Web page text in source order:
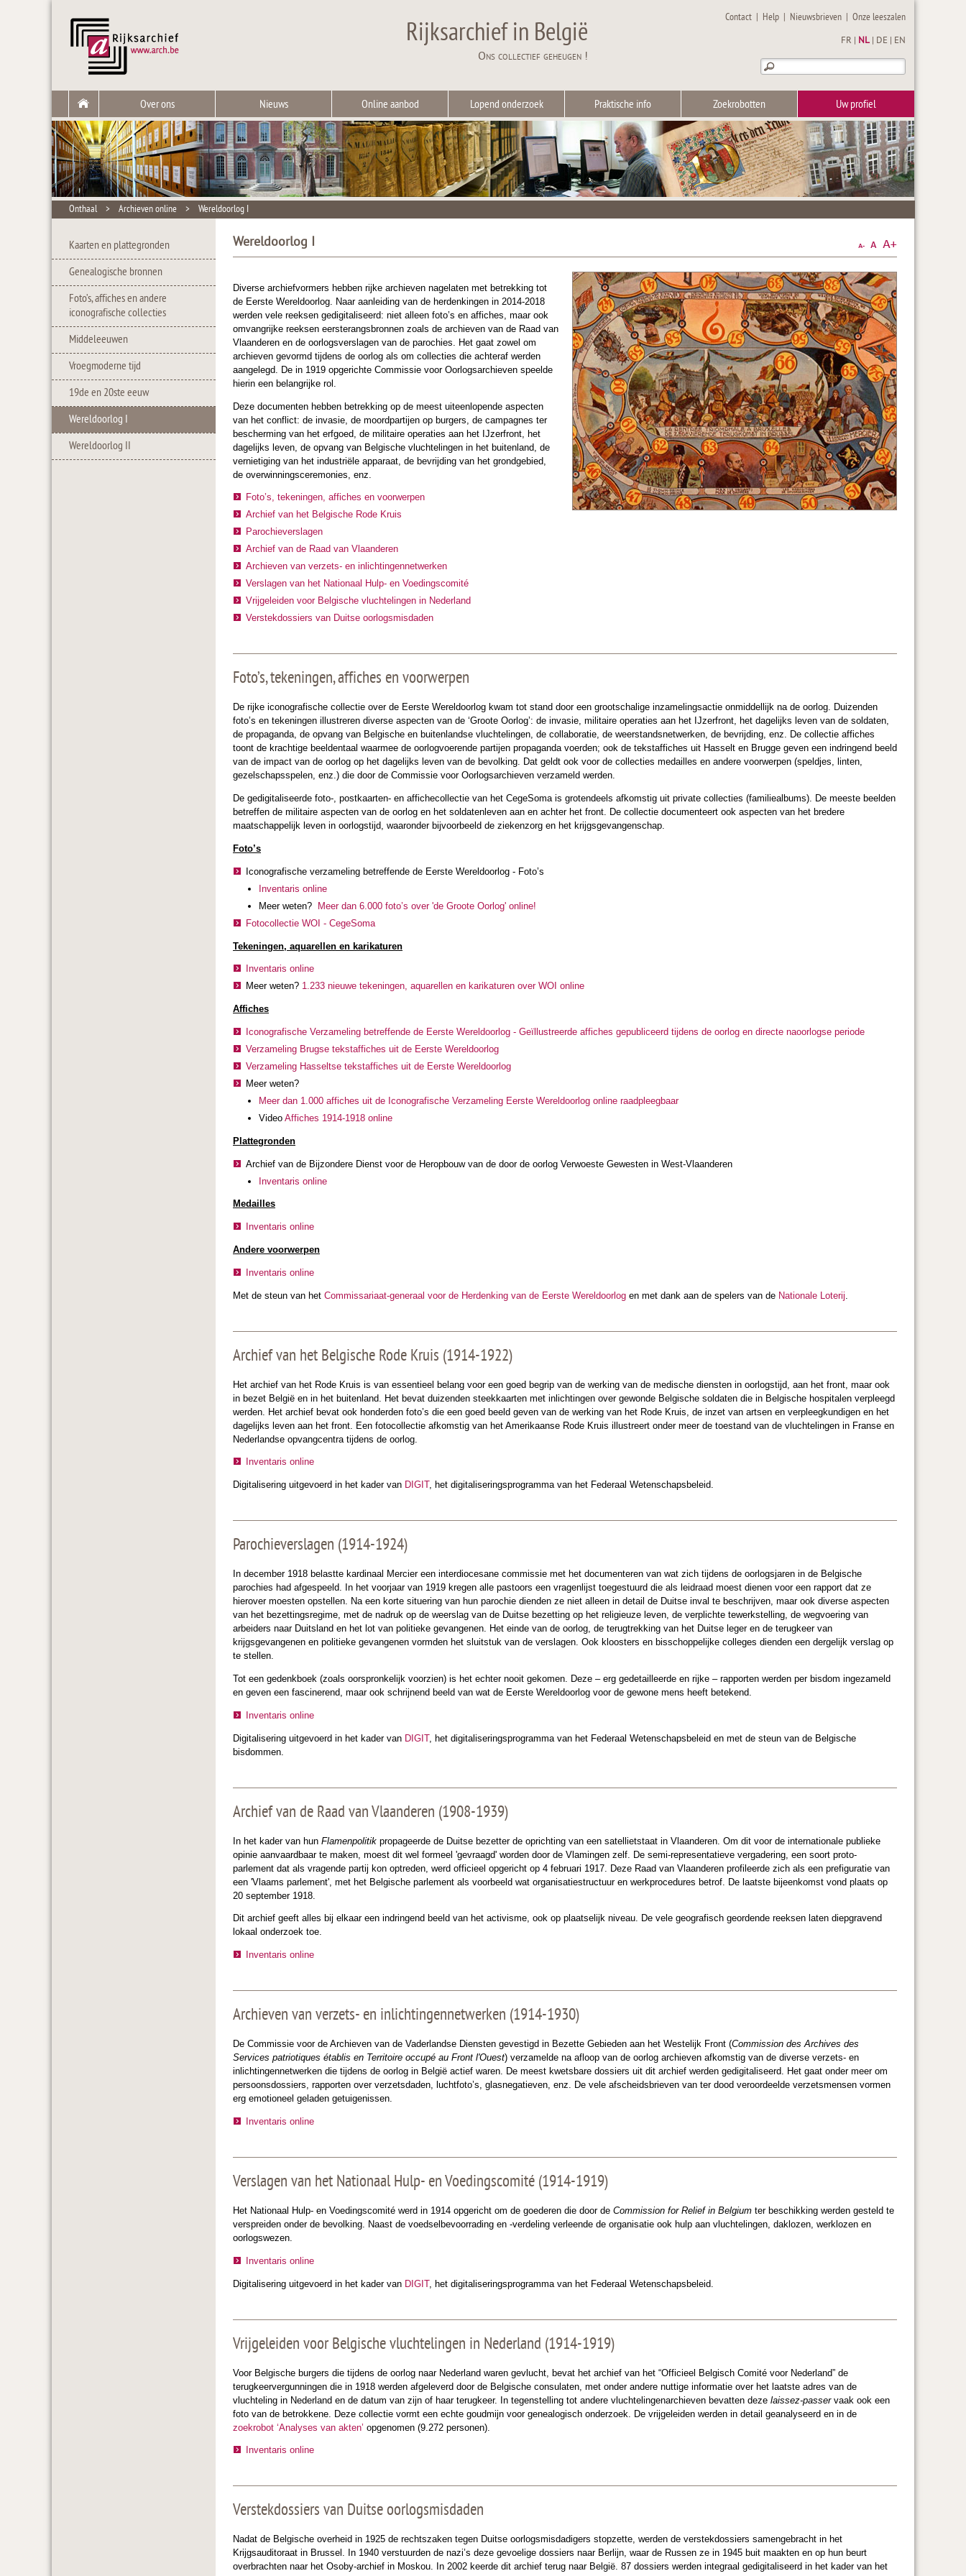
Rijksarchief in België
Ons collectief geheugen !
Contact | Help | Nieuwsbrieven |Onze leeszalen
FR NL DE EN
Over ons Nieuws Online aanbod Lopend onderzoek Praktische info Zoekrobotten Uw profiel
Onthaal > Archieven online > Wereldoorlog I
Kaarten en plattegronden
Genealogische bronnen
Foto’s, affiches en andere
iconografische collecties
Middeleeuwen
Vroegmoderne tijd
19de en 20ste eeuw
Wereldoorlog I
Wereldoorlog II
Wereldoorlog I
Diverse archiefvormers hebben rijke archieven nagelaten met betrekking tot
de Eerste Wereldoorlog. Naar aanleiding van de herdenkingen in 2014-2018
werden vele reeksen gedigitaliseerd: niet alleen foto’s en affiches, maar ook
omvangrijke reeksen eersterangsbronnen zoals de archieven van de Raad van
Vlaanderen en de oorlogsverslagen van de parochies. Het gaat zowel om
archieven gevormd tijdens de oorlog als om collecties die achteraf werden
aangelegd. De in 1919 opgerichte Commissie voor Oorlogsarchieven speelde
hierin een belangrijke rol.
Deze documenten hebben betrekking op de meest uiteenlopende aspecten
van het conflict: de invasie, de moordpartijen op burgers, de campagnes ter
bescherming van het erfgoed, de militaire operaties aan het IJzerfront, het
dagelijks leven, de opvang van Belgische vluchtelingen in het buitenland, de
vernietiging van het industriële apparaat, de bevrijding van het grondgebied,
de overwinningsceremonies, enz.
Foto’s, tekeningen, affiches en voorwerpen
Archief van het Belgische Rode Kruis
Parochieverslagen
Archief van de Raad van Vlaanderen
Archieven van verzets- en inlichtingennetwerken
Verslagen van het Nationaal Hulp- en Voedingscomité
Vrijgeleiden voor Belgische vluchtelingen in Nederland
Verstekdossiers van Duitse oorlogsmisdaden
Foto’s, tekeningen, affiches en voorwerpen
De rijke iconografische collectie over de Eerste Wereldoorlog kwam tot stand door een grootschalige inzamelingsactie onmiddellijk na de oorlog. Duizenden
foto’s en tekeningen illustreren diverse aspecten van de ‘Groote Oorlog’: de invasie, militaire operaties aan het IJzerfront, het dagelijks leven van de soldaten,
de propaganda, de opvang van Belgische en buitenlandse vluchtelingen, de collaboratie, de weerstandsnetwerken, de bevrijding, enz. De collectie affiches
toont de krachtige beeldentaal waarmee de oorlogvoerende partijen propaganda voerden; ook de tekstaffiches uit Hasselt en Brugge geven een indringend beeld
van de impact van de oorlog op het dagelijks leven van de bevolking. Dat geldt ook voor de collecties medailles en andere voorwerpen (speldjes, linten,
gezelschapsspelen, enz.) die door de Commissie voor Oorlogsarchieven verzameld werden.
De gedigitaliseerde foto-, postkaarten- en affichecollectie van het CegeSoma is grotendeels afkomstig uit private collecties (familiealbums). De meeste beelden
betreffen de militaire aspecten van de oorlog en het soldatenleven aan en achter het front. De collectie documenteert ook aspecten van het bredere
maatschappelijk leven in oorlogstijd, waaronder bijvoorbeeld de ziekenzorg en het krijgsgevangenschap.
Foto’s
Iconografische verzameling betreffende de Eerste Wereldoorlog - Foto’s
Inventaris online
Meer weten?
Meer dan 6.000 foto’s over 'de Groote Oorlog' online!
Fotocollectie WOI - CegeSoma
Tekeningen, aquarellen en karikaturen
Inventaris online
Meer weten? 1.233 nieuwe tekeningen, aquarellen en karikaturen over WOI online
Affiches
Iconografische Verzameling betreffende de Eerste Wereldoorlog - Geïllustreerde affiches gepubliceerd tijdens de oorlog en directe naoorlogse periode
Verzameling Brugse tekstaffiches uit de Eerste Wereldoorlog
Verzameling Hasseltse tekstaffiches uit de Eerste Wereldoorlog
Meer weten?
Meer dan 1.000 affiches uit de Iconografische Verzameling Eerste Wereldoorlog online raadpleegbaar
Video Affiches 1914-1918 online
Plattegronden
Archief van de Bijzondere Dienst voor de Heropbouw van de door de oorlog Verwoeste Gewesten in West-Vlaanderen
Inventaris online
Medailles
Inventaris online
Andere voorwerpen
Inventaris online
Met de steun van het Commissariaat-generaal voor de Herdenking van de Eerste Wereldoorlog en met dank aan de spelers van de Nationale Loterij
Archief van het Belgische Rode Kruis (1914-1922)
Het archief van het Rode Kruis is van essentieel belang voor een goed begrip van de werking van de medische diensten in oorlogstijd, aan het front, maar ook
in bezet België en in het buitenland. Het bevat duizenden steekkaarten met inlichtingen over gewonde Belgische soldaten die in Belgische hospitalen verpleegd
werden. Het archief bevat ook honderden foto’s die een goed beeld geven van de werking van het Rode Kruis, de inzet van artsen en verpleegkundigen en het
dagelijks leven aan het front. Een fotocollectie afkomstig van het Amerikaanse Rode Kruis illustreert onder meer de toestand van de vluchtelingen in Franse en
Nederlandse opvangcentra tijdens de oorlog.
Inventaris online
Digitalisering uitgevoerd in het kader van DIGIT, het digitaliseringsprogramma van het Federaal Wetenschapsbeleid.
Parochieverslagen (1914-1924)
In december 1918 belastte kardinaal Mercier een interdiocesane commissie met het documenteren van wat zich tijdens de oorlogsjaren in de Belgische
parochies had afgespeeld. In het voorjaar van 1919 kregen alle pastoors een vragenlijst toegestuurd die als leidraad moest dienen voor een rapport dat ze
hierover moesten opstellen. Na een korte situering van hun parochie dienden ze niet alleen in detail de Duitse inval te beschrijven, maar ook diverse aspecten
van het bezettingsregime, met de nadruk op de weerslag van de Duitse bezetting op het religieuze leven, de verplichte tewerkstelling, de wegvoering van
arbeiders naar Duitsland en het lot van politieke gevangenen. Het einde van de oorlog, de terugtrekking van het Duitse leger en de terugkeer van
krijgsgevangenen en politieke gevangenen vormden het sluitstuk van de verslagen. Ook kloosters en bisschoppelijke colleges dienden een dergelijk verslag op
te stellen.
Tot een gedenkboek (zoals oorspronkelijk voorzien) is het echter nooit gekomen. Deze – erg gedetailleerde en rijke – rapporten werden per bisdom ingezameld
en geven een fascinerend, maar ook schrijnend beeld van wat de Eerste Wereldoorlog voor de gewone mens heeft betekend.
Inventaris online
Digitalisering uitgevoerd in het kader van DIGIT, het digitaliseringsprogramma van het Federaal Wetenschapsbeleid en met de steun van de Belgische
bisdommen.
Archief van de Raad van Vlaanderen (1908-1939)
In het kader van hun Flamenpolitik propageerde de Duitse bezetter de oprichting van een satellietstaat in Vlaanderen. Om dit voor de internationale publieke
opinie aanvaardbaar te maken, moest dit wel formeel 'gevraagd' worden door de Vlamingen zelf. De semi-representatieve vergadering, een soort proto-
parlement dat als vragende partij kon optreden, werd officieel opgericht op 4 februari 1917. Deze Raad van Vlaanderen profileerde zich als een prefiguratie van
een 'Vlaams parlement', met het Belgische parlement als voorbeeld wat organisatiestructuur en werkprocedures betrof. De laatste bijeenkomst vond plaats op
20 september 1918.
Dit archief geeft alles bij elkaar een indringend beeld van het activisme, ook op plaatselijk niveau. De vele geografisch geordende reeksen laten diepgravend
lokaal onderzoek toe.
Inventaris online
Archieven van verzets- en inlichtingennetwerken (1914-1930)
De Commissie voor de Archieven van de Vaderlandse Diensten gevestigd in Bezette Gebieden aan het Westelijk Front (Commission des Archives des
Services patriotiques établis en Territoire occupé au Front l'Ouest) verzamelde na afloop van de oorlog archieven afkomstig van de diverse verzets- en
inlichtingennetwerken die tijdens de oorlog in België actief waren. De meest kwetsbare dossiers uit dit archief werden gedigitaliseerd. Het gaat onder meer om
persoonsdossiers, rapporten over verzetsdaden, luchtfoto’s, glasnegatieven, enz. De vele afscheidsbrieven van ter dood veroordeelde verzetsmensen vormen
erg emotioneel geladen getuigenissen.
Inventaris online
Verslagen van het Nationaal Hulp- en Voedingscomité (1914-1919)
Het Nationaal Hulp- en Voedingscomité werd in 1914 opgericht om de goederen die door de Commission for Relief in Belgium ter beschikking werden gesteld te
verspreiden onder de bevolking. Naast de voedselbevoorrading en -verdeling verleende de organisatie ook hulp aan vluchtelingen, daklozen, werklozen en
oorlogswezen.
Inventaris online
Digitalisering uitgevoerd in het kader van DIGIT, het digitaliseringsprogramma van het Federaal Wetenschapsbeleid.
Vrijgeleiden voor Belgische vluchtelingen in Nederland (1914-1919)
Voor Belgische burgers die tijdens de oorlog naar Nederland waren gevlucht, bevat het archief van het “Officieel Belgisch Comité voor Nederland” de
terugkeervergunningen die in 1918 werden afgeleverd door de Belgische consulaten, met onder andere nuttige informatie over het laatste adres van de
vluchteling in Nederland en de datum van zijn of haar terugkeer. In tegenstelling tot andere vluchtelingenarchieven bevatten deze laissez-passer vaak ook een
foto van de betrokkene. Deze collectie vormt een echte goudmijn voor genealogisch onderzoek. De vrijgeleiden werden in detail geanalyseerd en in de
zoekrobot ‘Analyses van akten’ opgenomen (9.272 personen).
Inventaris online
Verstekdossiers van Duitse oorlogsmisdaden
Nadat de Belgische overheid in 1925 de rechtszaken tegen Duitse oorlogsmisdadigers stopzette, werden de verstekdossiers samengebracht in het
Krijgsauditoraat in Brussel. In 1940 verstuurden de nazi’s deze gevoelige dossiers naar Berlijn, waar de Russen ze in 1945 buit maakten en op hun beurt
overbrachten naar het Osoby-archief in Moskou. In 2002 keerde dit archief terug naar België. 87 dossiers werden integraal gedigitaliseerd in het kader van het